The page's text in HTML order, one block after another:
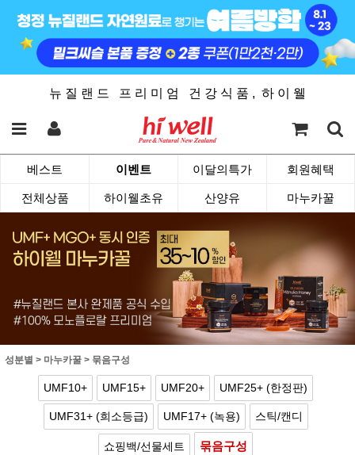
뉴 질 랜 드 프 리 미 엄 건 강 식 품 , 하 이 웰
베스트 이벤트 이달의특가 회원혜택
전체상품 하이웰초유 산양유 마누카꿀
성분별 > 마누카꿀 > 묶음구성
UMF10+ UMF15+ UMF20+ UMF25+ (한정판)
UMF31+ (희소등급) UMF17+ (녹용) 스틱/캔디
쇼핑백/선물세트 묶음구성